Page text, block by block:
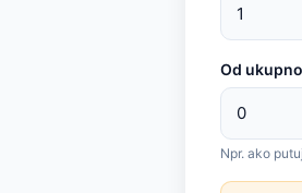
Od
Npr. ako